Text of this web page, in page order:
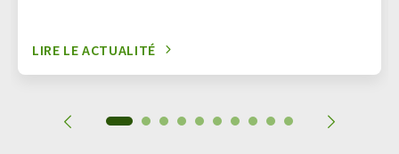
LIRE LE ACTUALITÉ